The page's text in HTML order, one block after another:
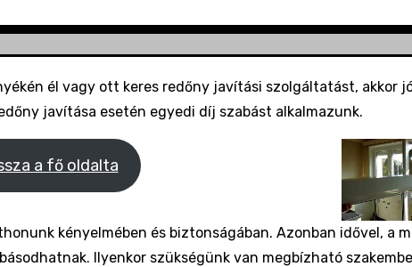
él vagy ott keres redőny javítási szolgáltatást, akkor
javítása esetén egyedi díj szabást alkalmazunk.
a fő oldalta
kényelmében és biztonságában. Azonban idővel, a
Ilyenkor szükségünk van megbízható